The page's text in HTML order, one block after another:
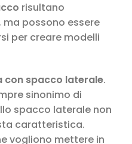
risultano
possono essere
per creare modelli
con spacco laterale.
sinonimo di
spacco laterale non
caratteristica.
vogliono mettere in